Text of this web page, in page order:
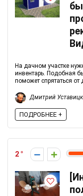
На дачном участке
инвентарь. Подобная
поможет спрятаться от
Дмитрий
ПОДРОБНЕЕ +
2